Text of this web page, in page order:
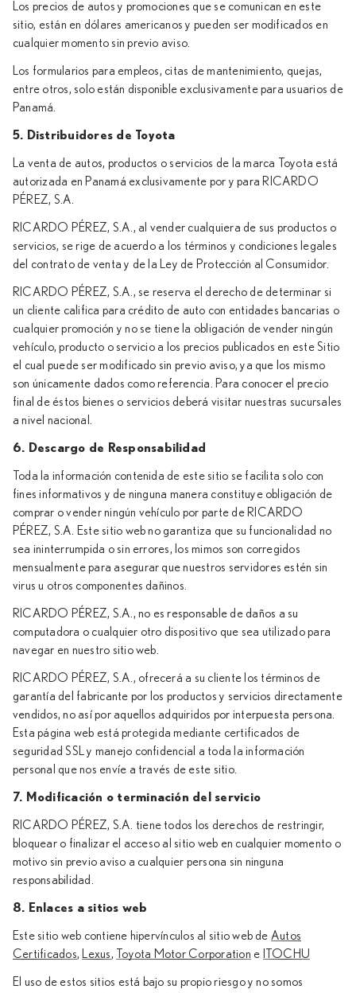
Los precios de autos y promociones que se comunican en este
sitio, están en dólares americanos y pueden ser modificados en
cualquier momento sin previo aviso.
Los formularios para empleos, citas de mantenimiento, quejas,
entre otros, solo están disponible exclusivamente para usuarios de
Panamá.
5. Distribuidores de Toyota
La venta de autos, productos o servicios de la marca Toyota está
autorizada en Panamá exclusivamente por y para RICARDO
PÉREZ, S.A.
RICARDO PÉREZ, S.A., al vender cualquiera de sus productos o
servicios, se rige de acuerdo a los términos y condiciones legales
del contrato de venta y de la Ley de Protección al Consumidor.
RICARDO PÉREZ, S.A., se reserva el derecho de determinar si
un cliente califica para crédito de auto con entidades bancarias o
cualquier promoción y no se tiene la obligación de vender ningún
vehículo, producto o servicio a los precios publicados en este Sitio
el cual puede ser modificado sin previo aviso, ya que los mismo
son únicamente dados como referencia. Para conocer el precio
final de éstos bienes o servicios deberá visitar nuestras sucursales
a nivel nacional.
6. Descargo de Responsabilidad
Toda la información contenida de este sitio se facilita solo con
fines informativos y de ninguna manera constituye obligación de
comprar o vender ningún vehículo por parte de RICARDO
PÉREZ, S.A. Este sitio web no garantiza que su funcionalidad no
sea ininterrumpida o sin errores, los mimos son corregidos
mensualmente para asegurar que nuestros servidores estén sin
virus u otros componentes dañinos.
RICARDO PÉREZ, S.A., no es responsable de daños a su
computadora o cualquier otro dispositivo que sea utilizado para
navegar en nuestro sitio web.
RICARDO PÉREZ, S.A., ofrecerá a su cliente los términos de
garantía del fabricante por los productos y servicios directamente
vendidos, no así por aquellos adquiridos por interpuesta persona.
Esta página web está protegida mediante certificados de
seguridad SSL y manejo confidencial a toda la información
personal que nos envíe a través de este sitio.
7. Modificación o terminación del servicio
RICARDO PÉREZ, S.A. tiene todos los derechos de restringir,
bloquear o finalizar el acceso al sitio web en cualquier momento o
motivo sin previo aviso a cualquier persona sin ninguna
responsabilidad.
8. Enlaces a sitios web
Este sitio web contiene hipervínculos al sitio web de Autos
Certificados, Lexus, Toyota Motor Corporation e ITOCHU
El uso de estos sitios está bajo su propio riesgo y no somos